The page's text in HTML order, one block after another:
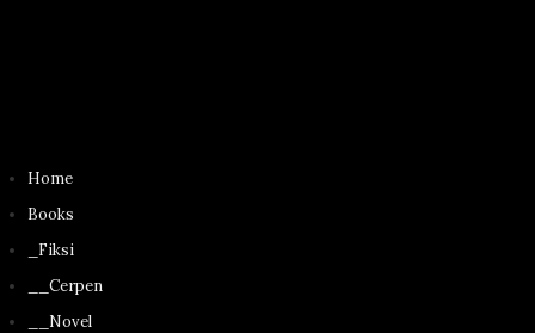
Home
Books
_Fiksi
__Cerpen
__Novel